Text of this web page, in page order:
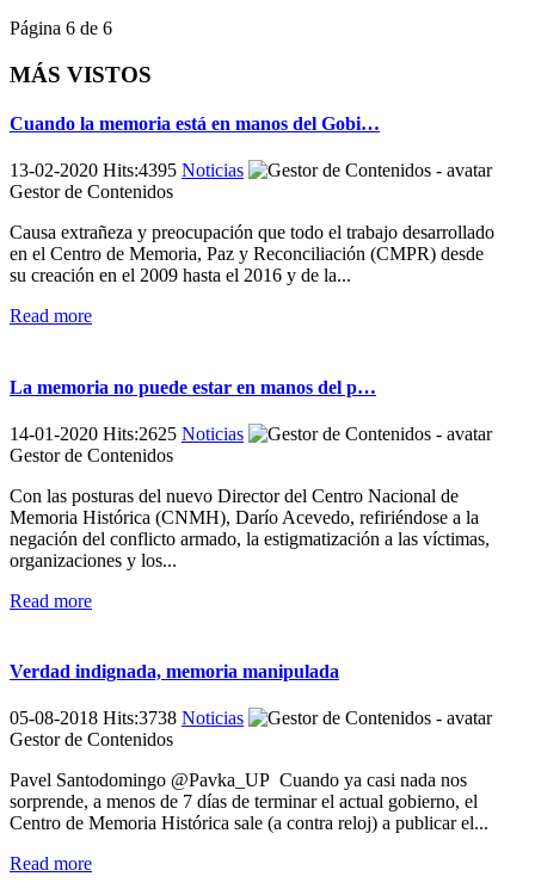
Página 6 de 6
MÁS VISTOS
Cuando la memoria está en manos del Gobi…
13-02-2020 Hits:4395 Noticias
Gestor de Contenidos
Causa extrañeza y preocupación que todo el trabajo desarrollado
en el Centro de Memoria, Paz y Reconciliación (CMPR) desde
su creación en el 2009 hasta el 2016 y de la...
Read more
La memoria no puede estar en manos del p…
14-01-2020 Hits:2625 Noticias
Gestor de Contenidos
Con las posturas del nuevo Director del Centro Nacional de
Memoria Histórica (CNMH), Darío Acevedo, refiriéndose a la
negación del conflicto armado, la estigmatización a las víctimas,
organizaciones y los...
Read more
Verdad indignada, memoria manipulada
05-08-2018 Hits:3738 Noticias
Gestor de Contenidos
Pavel Santodomingo @Pavka_UP Cuando ya casi nada nos
sorprende, a menos de 7 días de terminar el actual gobierno, el
Centro de Memoria Histórica sale (a contra reloj) a publicar el...
Read more